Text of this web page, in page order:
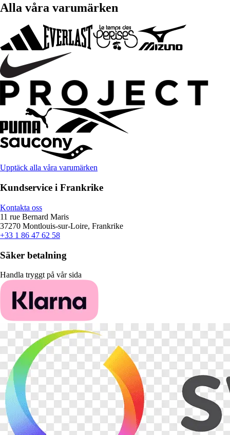
Alla våra varumärken
Upptäck alla våra varumärken
Kundservice i Frankrike
Kontakta oss
11 rue Bernard Maris
37270 Montlouis-sur-Loire, Frankrike
+33 1 86 47 62 58
Säker betalning
Handla tryggt på vår sida